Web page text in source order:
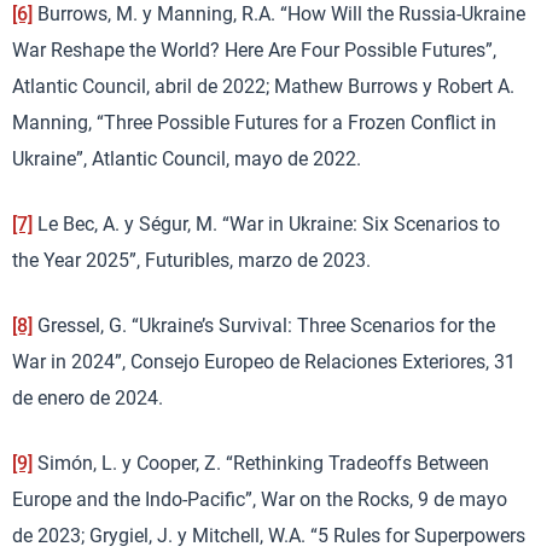
[6] Burrows, M. y Manning, R.A. “How Will the Russia-Ukraine
War Reshape the World? Here Are Four Possible Futures”,
Atlantic Council, abril de 2022; Mathew Burrows y Robert A.
Manning, “Three Possible Futures for a Frozen Conflict in
Ukraine”, Atlantic Council, mayo de 2022.
[7] Le Bec, A. y Ségur, M. “War in Ukraine: Six Scenarios to
the Year 2025”, Futuribles, marzo de 2023.
[8] Gressel, G. “Ukraine’s Survival: Three Scenarios for the
War in 2024”, Consejo Europeo de Relaciones Exteriores, 31
de enero de 2024.
[9] Simón, L. y Cooper, Z. “Rethinking Tradeoffs Between
Europe and the Indo-Pacific”, War on the Rocks, 9 de mayo
de 2023; Grygiel, J. y Mitchell, W.A. “5 Rules for Superpowers